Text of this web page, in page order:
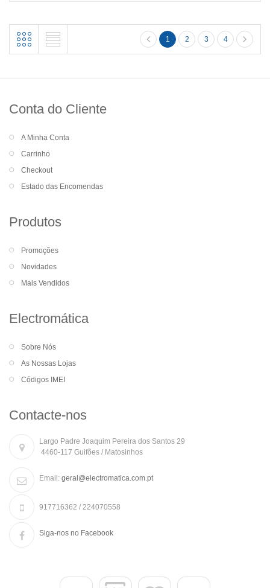
1 2 3 4
Conta do Cliente
A Minha Conta
Carrinho
Checkout
Estado das Encomendas
Produtos
Promoções
Novidades
Mais Vendidos
Electromática
Sobre Nós
As Nossas Lojas
Códigos IMEI
Contacte-nos
Largo Padre Joaquim Pereira dos Santos 29
4460-117 Guifões / Matosinhos
Email: geral@electromatica.com.pt
917716362 / 224070558
Siga-nos no Facebook